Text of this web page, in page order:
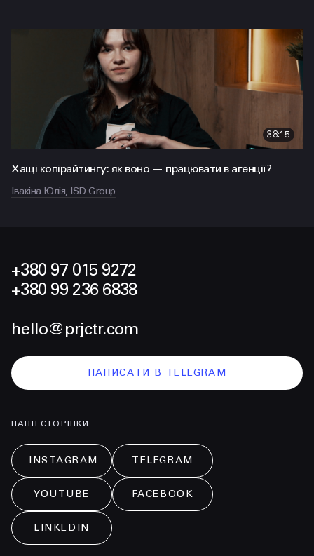
38:15
Хащі копірайтингу: як воно — працювати в агенції?
Івакіна Юлія, ISD Group
+380 97 015 9272
+380 99 236 6838
hello@prjctr.com
НАПИСАТИ В TELEGRAM
НАШІ СТОРІНКИ
INSTAGRAM TELEGRAM
YOUTUBE FACEBOOK
LINKEDIN